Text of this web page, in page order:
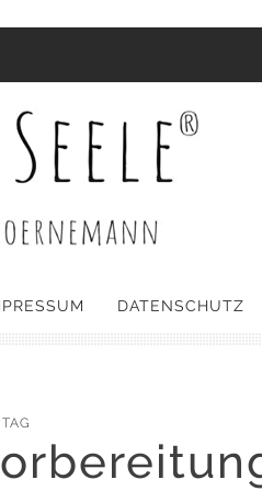
DATENSCHUTZ
TAG